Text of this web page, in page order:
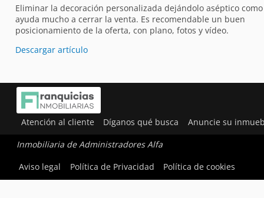
Eliminar la decoración personalizada dejándolo aséptico
ayuda mucho a cerrar la venta. Es recomendable un buen
posicionamiento de la oferta, con plano, fotos y vídeo.
Descargar artículo
Atención al cliente Díganos qué busca Anuncie su
Inmobiliaria de Administradores Alfa
Aviso legal
Política de Privacidad Política de cookies